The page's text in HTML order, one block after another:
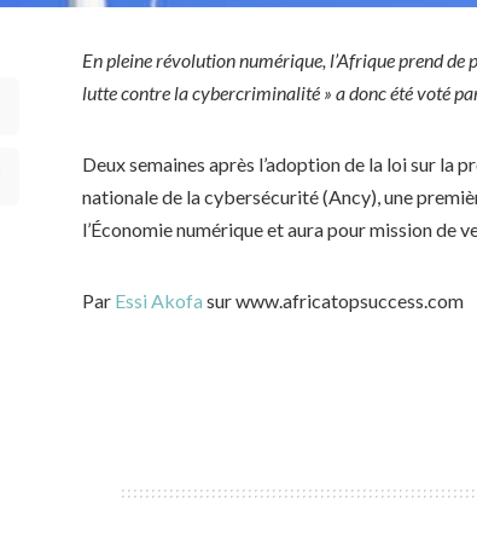
En pleine révolution numérique, l’Afrique prend de
lutte contre la cybercriminalité » a donc été voté
Deux semaines après l’adoption de la loi sur la
nationale de la cybersécurité (Ancy), une
l’Économie numérique et aura pour mission de
Par Essi Akofa sur www.africatopsuccess.com